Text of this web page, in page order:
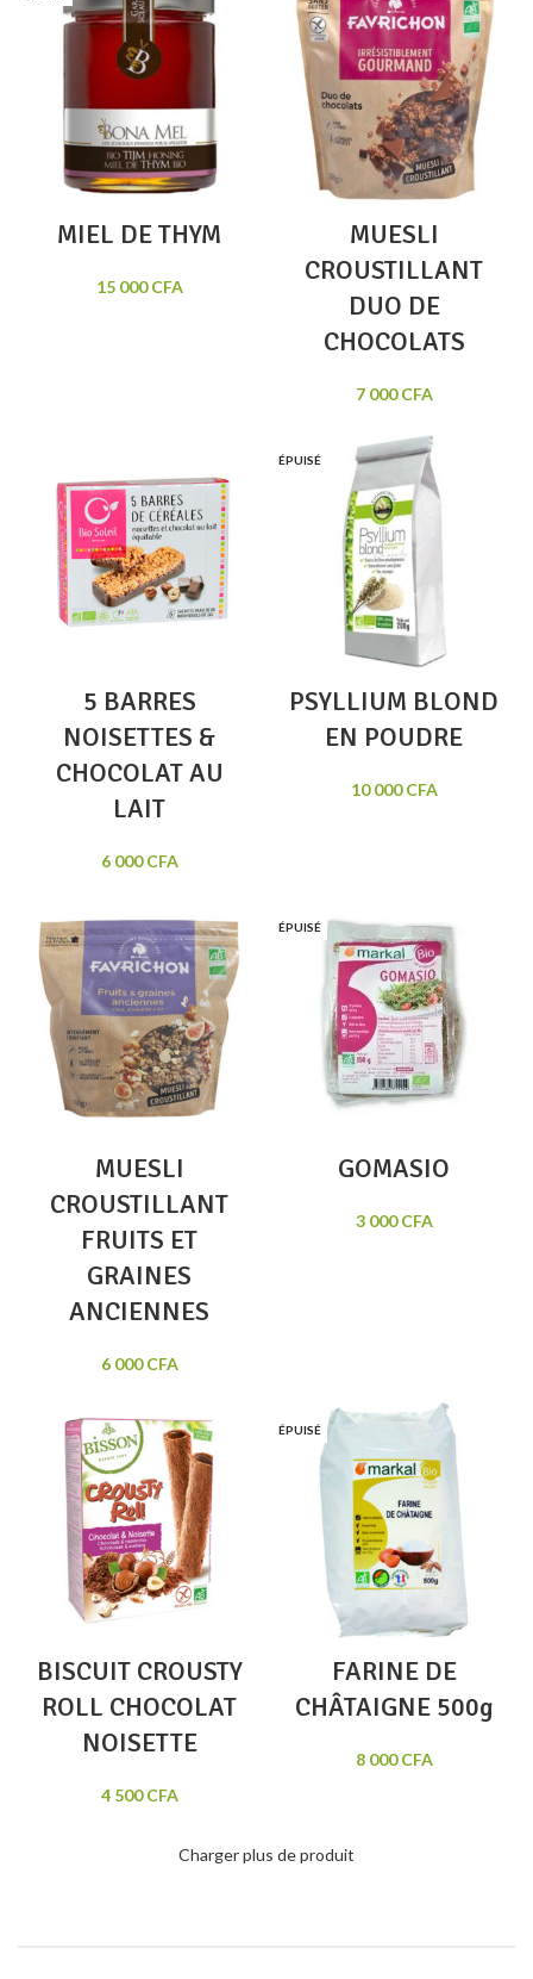
MIEL DE THYM
15 000CFA
MUESLI
CROUSTILLANT
DUO DE
CHOCOLATS
7 000CFA
5 BARRES
NOISETTES &
CHOCOLAT AU
LAIT
6 000CFA
ÉPUISÉ
PSYLLIUM BLOND
EN POUDRE
10 000CFA
MUESLI
CROUSTILLANT
FRUITS ET
GRAINES
ANCIENNES
6 000CFA
ÉPUISÉ
GOMASIO
3 000CFA
BISCUIT CROUSTY
ROLL CHOCOLAT
NOISETTE
4 500CFA
ÉPUISÉ
FARINE DE
CHÂTAIGNE 500g
8 000CFA
Charger plus de produit